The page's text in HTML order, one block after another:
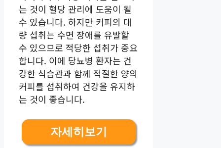
는 것이 혈당 관리에 도움이 될
수 있습니다. 하지만 커피의 대
량 섭취는 수면 장애를 유발할
수 있으므로 적당한 섭취가 중요
합니다. 이에 당뇨병 환자는 건
강한 식습관과 함께 적절한 양의
커피를 섭취하여 건강을 유지하
는 것이 좋습니다.
자세히보기